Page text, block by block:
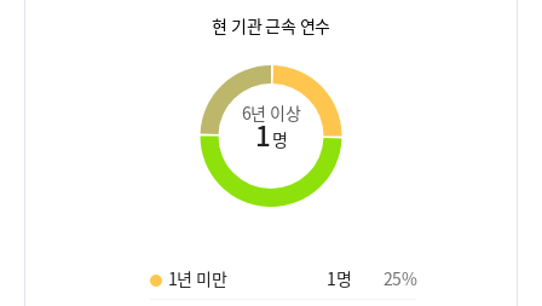
현 기관 근속 연수
6년 이상
1명
1년 미만 1명 25%